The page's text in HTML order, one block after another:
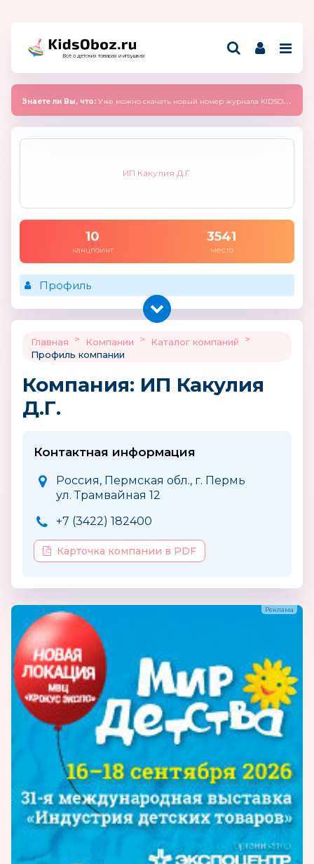
Всё о детских товарах и игрушках
Знаете ли Вы, что: Уже можно скачать новый номер журнала KIDSOBOZ 2025 (сентябрь)
ИП Какулия Д.Г.
10
канцпоинт
3541
место
Профиль
Главная > Компании > Каталог компаний
>
Профиль компании
Компания: ИП Какулия
Д.Г.
Контактная информация
Россия, Пермская обл., г. Пермь
ул. Трамвайная 12
+7 (3422) 182400
Карточка компании в PDF